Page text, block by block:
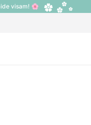
visam! 🌸